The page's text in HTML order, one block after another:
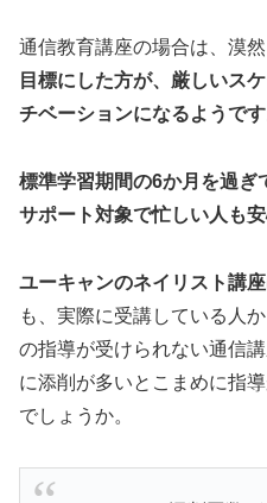
通信教育講座の場合は、漠
目標にした方が、厳しいス
チベーションになるようです
標準学習期間の6か月を過ぎ
サポート対象で忙しい人も
ユーキャンのネイリスト講
も、実際に受講している人
の指導が受けられない通信
に添削が多いとこまめに指
でしょうか。